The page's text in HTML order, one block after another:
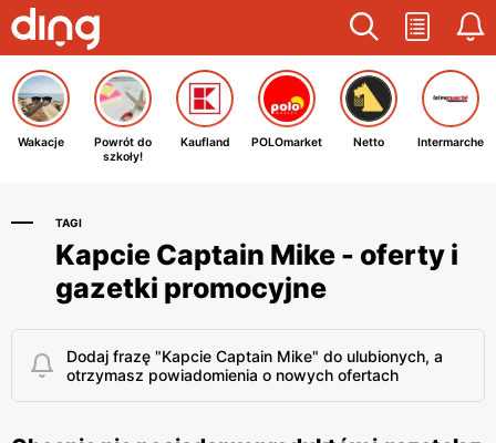
Wakacje
Powrót do
szkoły!
Kaufland POLOmarket Netto Intermarche
TAGI
Kapcie Captain Mike - oferty i
gazetki promocyjne
Dodaj frazę "Kapcie Captain Mike" do ulubionych, a
otrzymasz powiadomienia o nowych ofertach